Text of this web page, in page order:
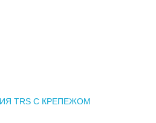
TRS С КРЕПЕЖОМ